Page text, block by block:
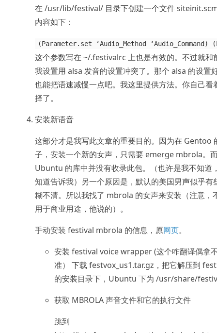
在 /usr/lib/festival/ 目录下创建一个文件
内容如下：
(Parameter.set ‘Audio_Method
这个参数写在 ~/.festivalrc 上也是有效的。不过就和
我设置用 alsa 发音的设置冲突了。那个 alsa 的设置
也能把语速减慢一点吧。我这里提供方法。你自己看
择了。
安装新语音
这部分才是我写此文章的重要目的。因为在 Gentoo
子，安装一个新的女声，只需要 emerge mbrola。
Ubuntu 的库中并没有收录此包。（也许是我不知道
知道告诉我）另一个原因是，默认的美国男声似乎有
糊不清。所以我找了 mbrola 的女声来安装（注意，
用于商业用途，他说的）。
手动安装 festival mbrola 的信息，原网页。
安装 festival voice wrapper (这个咋翻译偶拿
准） 下载 festvox_us1.tar.gz，把它解压到
的安装目录下，Ubuntu 下为 /usr/share/
获取 MBROLA 声音文件和它的执行文件
跳到